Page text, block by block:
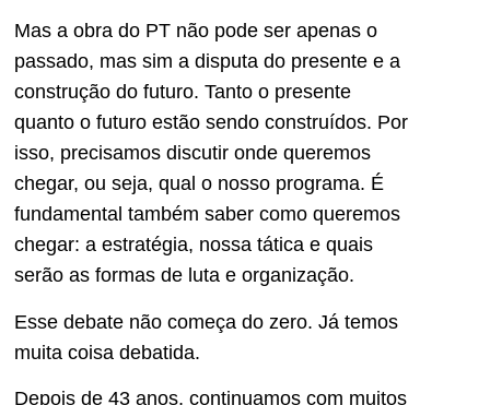
Mas a obra do PT não pode ser apenas o
passado, mas sim a disputa do presente e a
construção do futuro. Tanto o presente
quanto o futuro estão sendo construídos. Por
isso, precisamos discutir onde queremos
chegar, ou seja, qual o nosso programa. É
fundamental também saber como queremos
chegar: a estratégia, nossa tática e quais
serão as formas de luta e organização.
Esse debate não começa do zero. Já temos
muita coisa debatida.
Depois de 43 anos, continuamos com muitos